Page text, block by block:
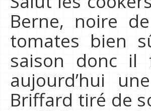
Berne, noire
tomates bien
saison donc il
aujourd’hui
Briffard tiré de